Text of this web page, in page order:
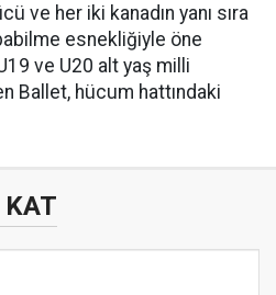
ve her iki kanadın yanı sıra
esnekliğiyle öne
ve U20 alt yaş milli
Ballet, hücum hattındaki
KAT